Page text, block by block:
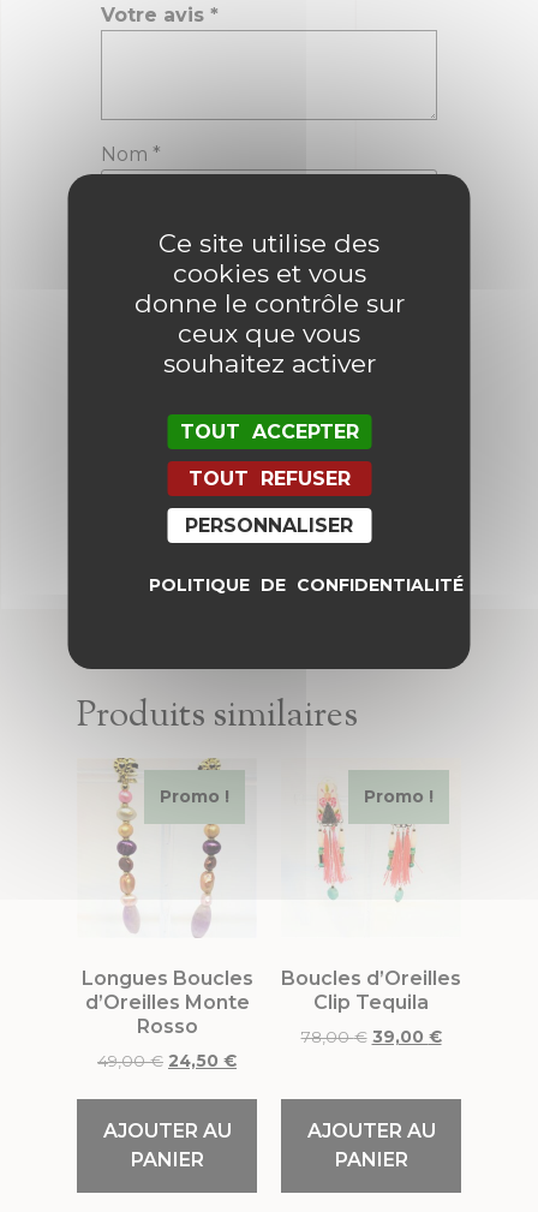
Votre avis *
Nom *
E-mail*
Enregistrer mon nom, mon e-mail
et mon site dans le navigateur
Produits similaires
Promo !
Longues Boucles
d’Oreilles Monte
Rosso
49,00€ 24,50 €
AJOUTER AU
PANIER
Promo !
Boucles d’Oreilles
Clip Tequila
78,00€ 39,00 €
AJOUTER AU
PANIER
Ce site utilise des
cookies et vous
donne le contrôle sur
ceux que vous
souhaitez activer
TOUT ACCEPTER
TOUT REFUSER
PERSONNALISER
POLITIQUE DE CONFIDENTIALITÉ